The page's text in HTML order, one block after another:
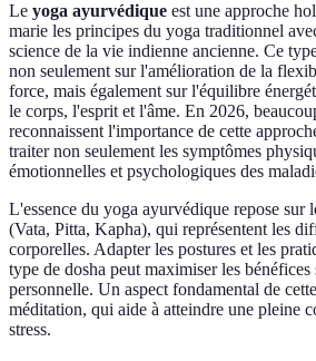
Le yoga ayurvédique est une approche
marie les principes du yoga traditionnel
science de la vie indienne ancienne. Ce
non seulement sur l'amélioration de la
force, mais également sur l'équilibre
le corps, l'esprit et l'âme. En 2026,
reconnaissent l'importance de cette
traiter non seulement les symptômes
émotionnelles et psychologiques des
L'essence du yoga ayurvédique repose sur
(Vata, Pitta, Kapha), qui représentent les
corporelles. Adapter les postures et les
type de dosha peut maximiser les bénéfices
personnelle. Un aspect fondamental de
méditation, qui aide à atteindre une pleine
stress.